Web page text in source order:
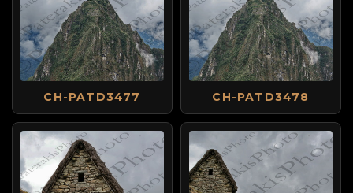
CH-PATD3477 CH-PATD3478